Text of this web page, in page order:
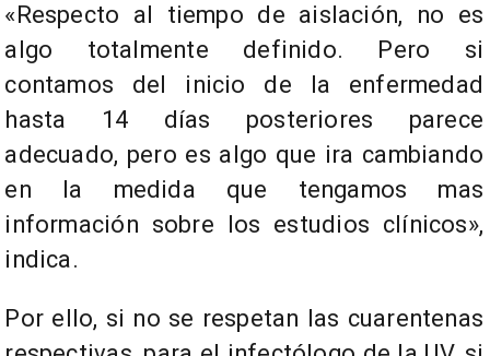
«Respecto al tiempo de aislación, no es
algo totalmente definido. Pero si
contamos del inicio de la enfermedad
hasta 14 días posteriores parece
adecuado, pero es algo que ira cambiando
en la medida que tengamos mas
información sobre los estudios clínicos»,
indica.
Por ello, si no se respetan las cuarentenas